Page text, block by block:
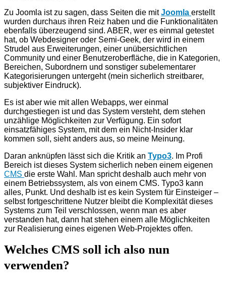
Zu Joomla ist zu sagen, dass Seiten die mitJoomla erstellt
wurden durchaus ihren Reiz haben und die Funktionalitäten
ebenfalls überzeugend sind. ABER, wer es einmal getestet
hat, ob Webdesigner oder Semi-Geek, der wird in einem
Strudel aus Erweiterungen, einer unübersichtlichen
Community und einer Benutzeroberfläche, die in Kategorien,
Bereichen, Subordnern und sonstiger subelementarer
Kategorisierungen untergeht (mein sicherlich streitbarer,
subjektiver Eindruck).
Es ist aber wie mit allen Webapps, wer einmal
durchgestiegen ist und das System versteht, dem stehen
unzählige Möglichkeiten zur Verfügung. Ein sofort
einsatzfähiges System, mit dem ein Nicht-Insider klar
kommen soll, sieht anders aus, so meine Meinung.
Daran anknüpfen lässt sich die Kritik an Typo3. Im Profi
Bereich ist dieses System sicherlich neben einem eigenen
CMS die erste Wahl. Man spricht deshalb auch mehr von
einem Betriebssystem, als von einem CMS. Typo3 kann
alles, Punkt. Und deshalb ist es kein System für Einsteiger –
selbst fortgeschrittene Nutzer bleibt die Komplexität dieses
Systems zum Teil verschlossen, wenn man es aber
verstanden hat, dann hat stehen einem alle Möglichkeiten
zur Realisierung eines eigenen Web-Projektes offen.
Welches CMS soll ich also nun
verwenden?